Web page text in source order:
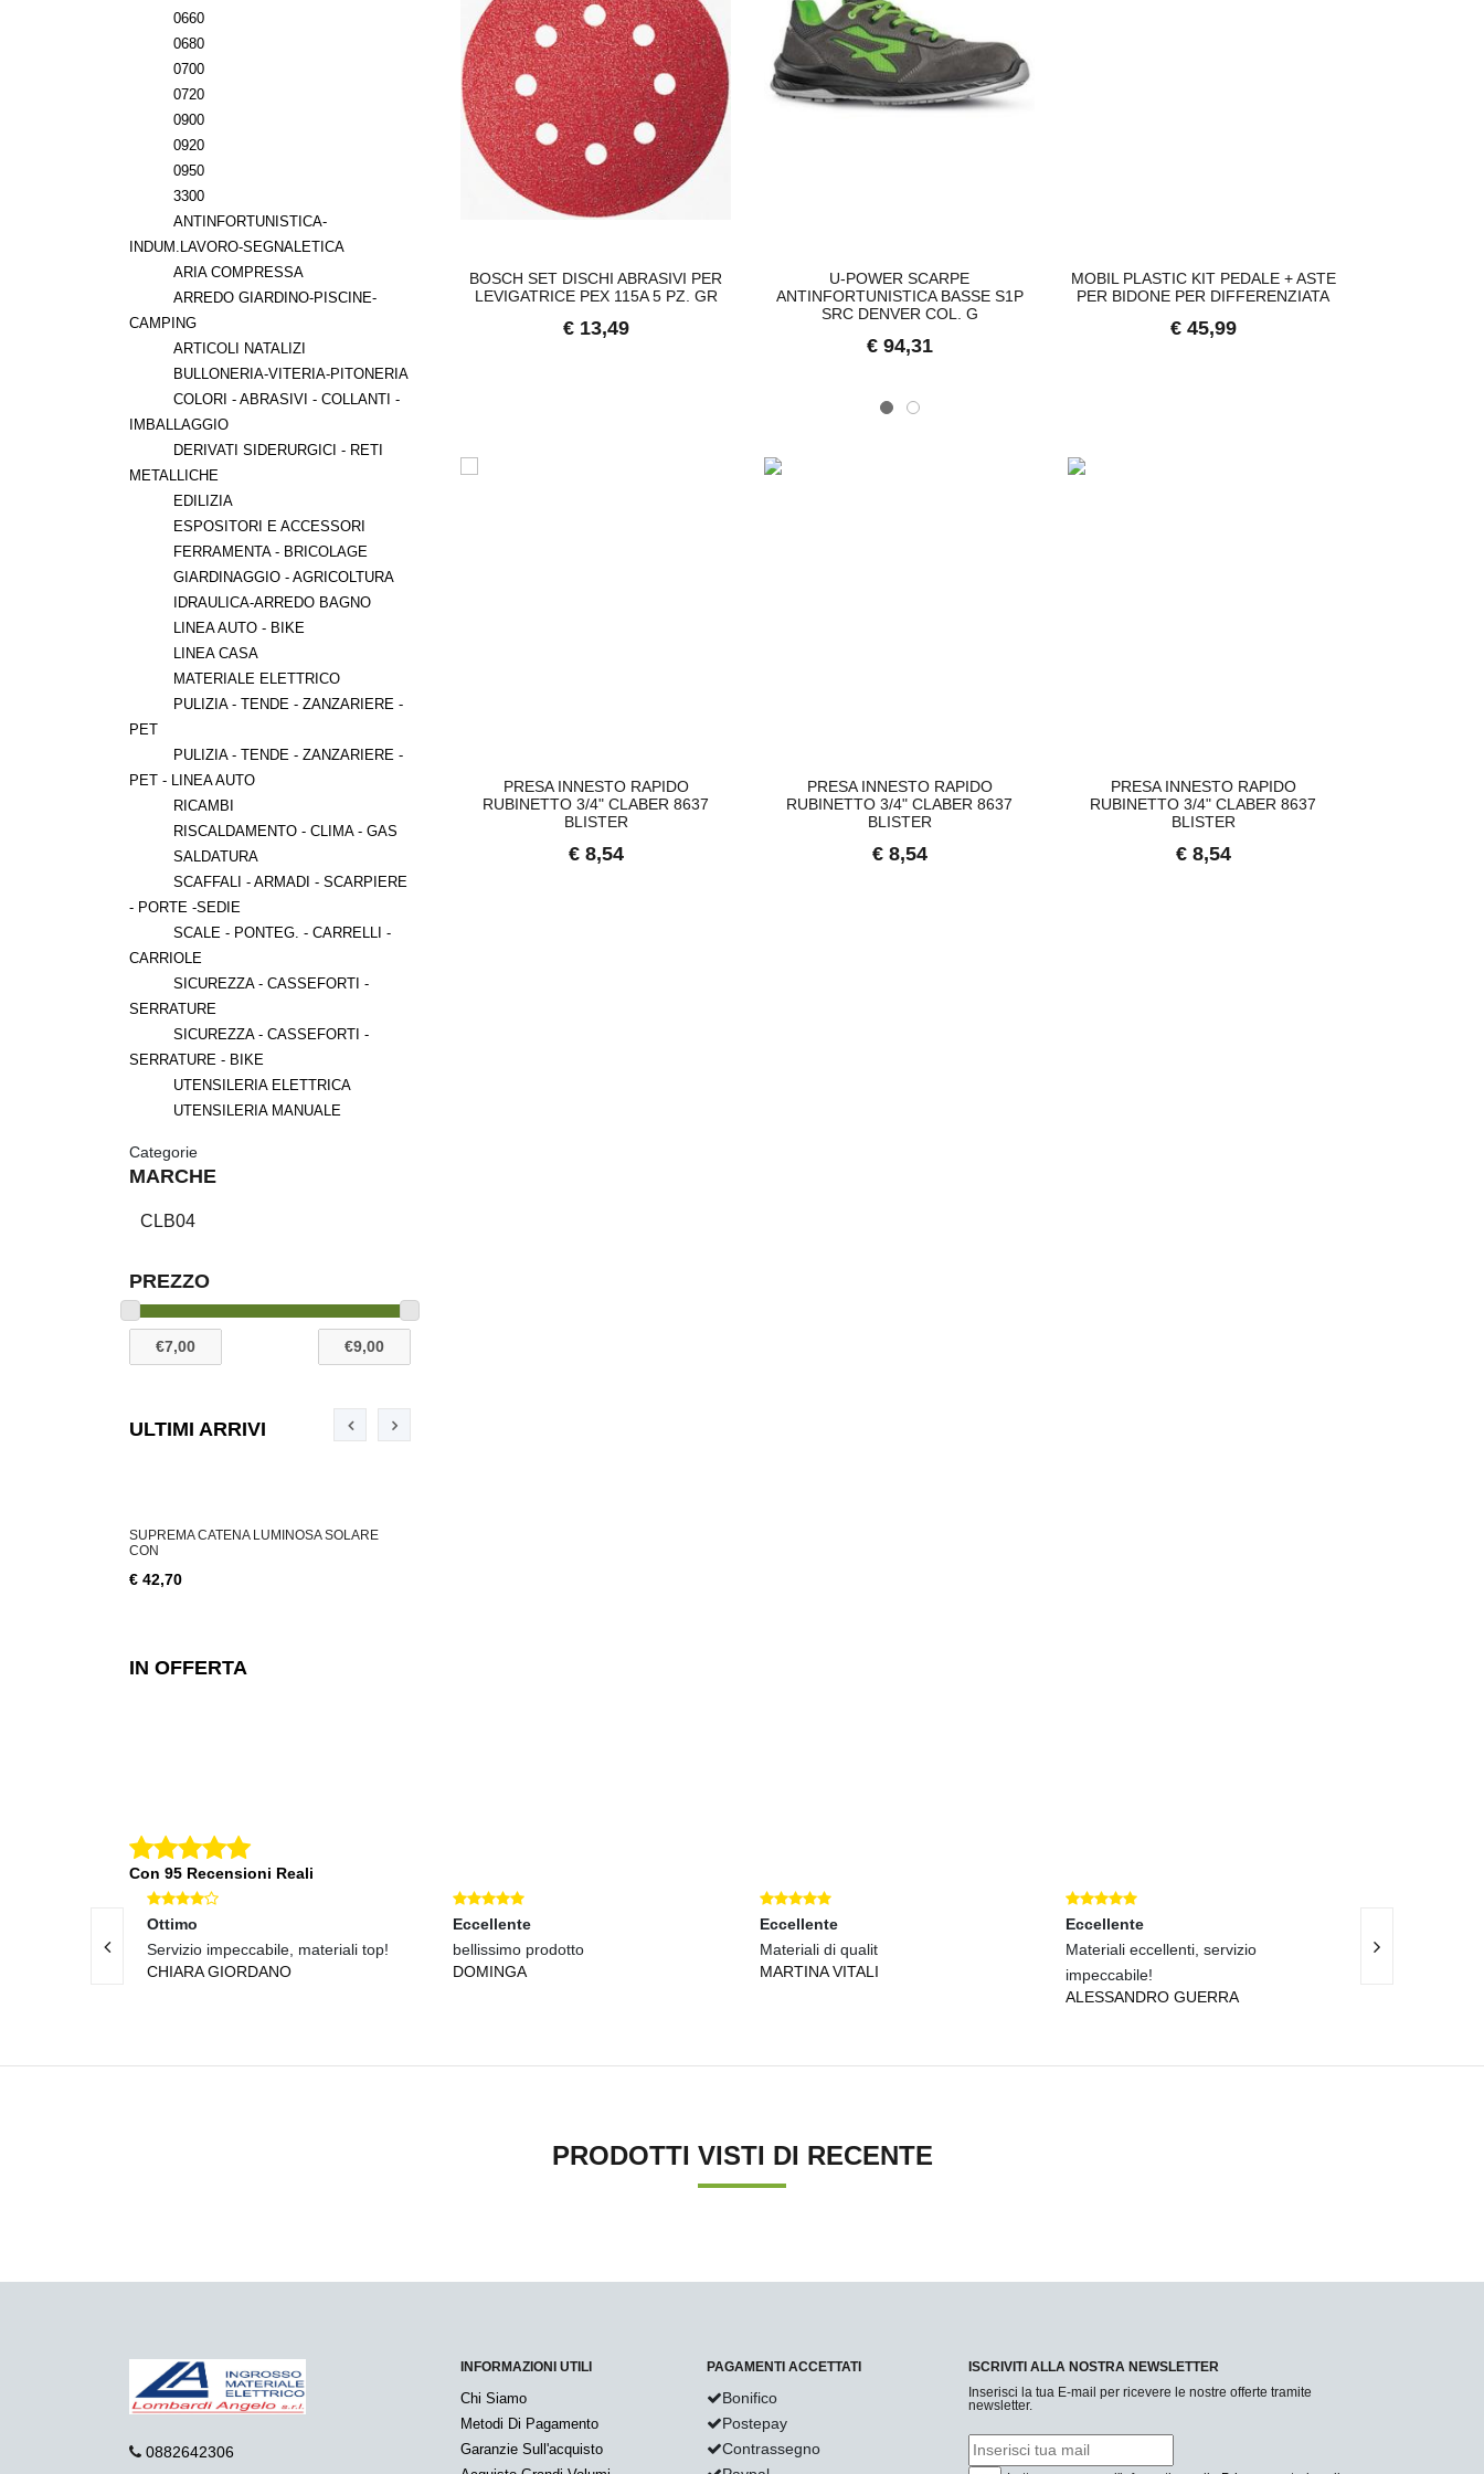
0660
0680
0700
0720
0900
0920
0950
3300
ANTINFORTUNISTICA-
INDUM.LAVORO-SEGNALETICA
ARIA COMPRESSA
ARREDO GIARDINO-PISCINE-
CAMPING
ARTICOLI NATALIZI
BULLONERIA-VITERIA-PITONERIA
COLORI - ABRASIVI - COLLANTI -
IMBALLAGGIO
DERIVATI SIDERURGICI - RETI
METALLICHE
EDILIZIA
ESPOSITORI E ACCESSORI
FERRAMENTA - BRICOLAGE
GIARDINAGGIO - AGRICOLTURA
IDRAULICA-ARREDO BAGNO
LINEA AUTO - BIKE
LINEA CASA
MATERIALE ELETTRICO
PULIZIA - TENDE - ZANZARIERE -
PET
PULIZIA - TENDE - ZANZARIERE -
PET - LINEA AUTO
RICAMBI
RISCALDAMENTO - CLIMA - GAS
SALDATURA
SCAFFALI - ARMADI - SCARPIERE
- PORTE -SEDIE
SCALE - PONTEG. - CARRELLI -
CARRIOLE
SICUREZZA - CASSEFORTI -
SERRATURE
SICUREZZA - CASSEFORTI -
SERRATURE - BIKE
UTENSILERIA ELETTRICA
UTENSILERIA MANUALE
Categorie
MARCHE
CLB04
PREZZO
ULTIMI ARRIVI
SUPREMA CATENA LUMINOSA SOLARE
CON
€ 42,70
IN OFFERTA
PIASTRINA DIRITTA FORATA MM.
300X20 IN ACCIAIO TROPICALIZZAT
BOSCH SET DISCHI ABRASIVI PER
LEVIGATRICE PEX 115A 5 PZ. GR
€ 13,49
U-POWER SCARPE
ANTINFORTUNISTICA BASSE S1P
SRC DENVER COL. G
€ 94,31
MOBIL PLASTIC KIT PEDALE + ASTE
PER BIDONE PER DIFFERENZIATA
€ 45,99
PRESA INNESTO RAPIDO
RUBINETTO 3/4" CLABER 8637
BLISTER
PRESA INNESTO RAPIDO
RUBINETTO 3/4" CLABER 8637
BLISTER
€ 8,54
PRESA INNESTO RAPIDO
RUBINETTO 3/4" CLABER 8637
BLISTER
€ 8,54
PRESA INNESTO RAPIDO
RUBINETTO 3/4" CLABER 8637
BLISTER
€ 8,54
Con 95 Recensioni Reali
Ottimo
Servizio impeccabile, materiali top!
CHIARA GIORDANO
Eccellente
bellissimo prodotto
DOMINGA
Eccellente
Materiali di qualit
MARTINA VITALI
Eccellente
Materiali eccellenti, servizio
impeccabile!
ALESSANDRO GUERRA
Materiali di alta
PRODOTTI VISTI DI RECENTE
0882642306
INFORMAZIONI UTILI
Chi Siamo
Metodi Di Pagamento
Garanzie Sull'acquisto
PAGAMENTI ACCETTATI
Bonifico
Postepay
Contrassegno
ISCRIVITI ALLA NOSTRA NEWSLETTER
Inserisci la tua E-mail per ricevere le nostre offerte tramite
newsletter.